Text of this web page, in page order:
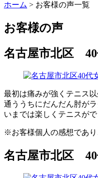
ホーム > お客様の声一覧
お客様の声
名古屋市北区 40
最初は痛みが強くテニス
通ううちにだんだん肘がラ
いまでは楽しくテニスが
※お客様個人の感想であり
名古屋市北区